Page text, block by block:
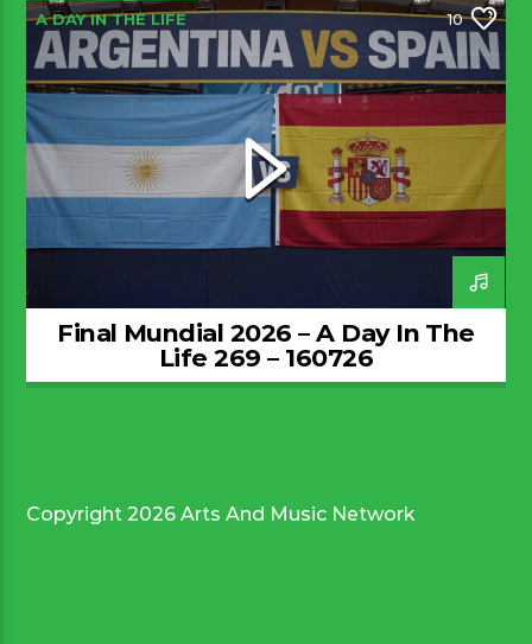
A DAY IN THE LIFE 10
Final Mundial 2026 – A Day In The
Life 269 – 160726
Copyright 2026 Arts And Music Network